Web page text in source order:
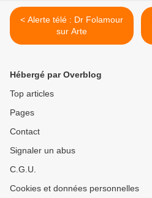
< Alerte télé : Dr Folamour
sur Arte
Hébergé par Overblog
Top articles
Pages
Contact
Signaler un abus
C.G.U.
Cookies et données personnelles